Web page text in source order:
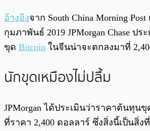
อ้างอิงจาก South China Morning
กุมภาพันธ์ 2019 JPMorgan Chase ป
ขุด Bitcoin ในจีนน่าจะตกลงมาที่
นักขุดเหมืองไม่ปลื้ม
JPMorgan ได้ประเมินว่าราคาต้นทุน
ที่ราคา 2,400 ดอลลาร์ ซึ่งสิ่งนี้เป็นสิ่